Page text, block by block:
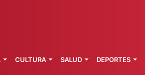
CULTURA SALUD DEPORTES